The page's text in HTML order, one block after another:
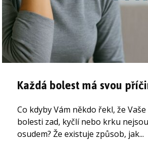
Každá bolest má svou
Co kdyby Vám někdo řekl, že
bolesti zad, kyčlí nebo krku
osudem? Že existuje způsob, jak...